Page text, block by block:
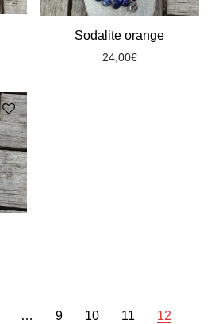
Sodalite orange
24,00€
… 9 10 11 12